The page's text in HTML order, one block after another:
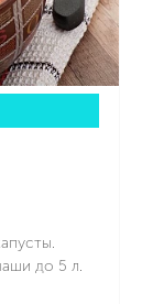
до 5 л.